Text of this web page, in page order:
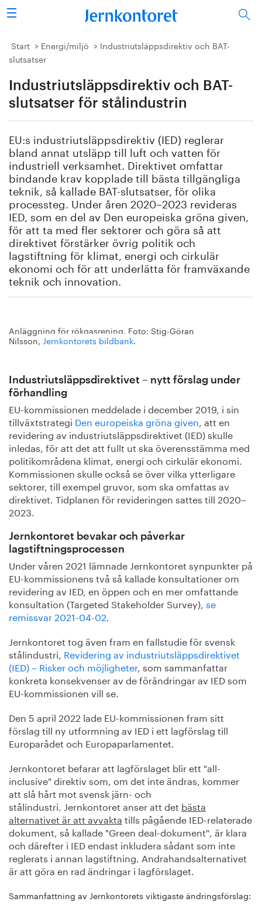
Sök
Stålindustrin
Forskning/utbildning
Energi/miljö
Vi tycker
Publicerat
Bildbank
Om oss
Start Energi/miljö
Industriutsläppsdirektiv och BAT-
slutsatser
Industriutsläppsdirektiv och BAT-
slutsatser för stålindustrin
EU:s industriutsläppsdirektiv (IED) reglerar
bland annat utsläpp till luft och vatten för
industriell verksamhet. Direktivet omfattar
bindande krav kopplade till bästa tillgängliga
teknik, så kallade BAT-slutsatser, för olika
processteg. Under åren 2020–2023 revideras
IED, som en del av Den europeiska gröna given,
för att ta med fler sektorer och göra så att
direktivet förstärker övrig politik och
lagstiftning för klimat, energi och cirkulär
ekonomi och för att underlätta för framväxande
teknik och innovation.
Anläggning för rökgasrening. Foto: Stig-Göran
Nilsson, Jernkontorets bildbank.
Industriutsläppsdirektivet – nytt förslag under
förhandling
EU-kommissionen meddelade i december 2019, i sin
tillväxtstrategi Den europeiska gröna given, att en
revidering av industriutsläppsdirektivet (IED) skulle
inledas, för att det att fullt ut ska överensstämma med
politikområdena klimat, energi och cirkulär ekonomi.
Kommissionen skulle också se över vilka ytterligare
sektorer, till exempel gruvor, som ska omfattas av
direktivet. Tidplanen för revideringen sattes till 2020–
2023.
Jernkontoret bevakar och påverkar
lagstiftningsprocessen
Under våren 2021 lämnade Jernkontoret synpunkter på
EU-kommissionens två så kallade konsultationer om
revidering av IED, en öppen och en mer omfattande
konsultation (Targeted Stakeholder Survey), se
remissvar 2021-04-02.
Jernkontoret tog även fram en fallstudie för svensk
stålindustri, Revidering av industriutsläppsdirektivet
(IED) – Risker och möjligheter, som sammanfattar
konkreta konsekvenser av de förändringar av IED som
EU-kommissionen vill se.
Den 5 april 2022 lade EU-kommissionen fram sitt
förslag till ny utformning av IED i ett lagförslag till
Europarådet och Europaparlamentet.
Jernkontoret befarar att lagförslaget blir ett "all-
inclusive" direktiv som, om det inte ändras, kommer
att slå hårt mot svensk järn- och
stålindustri. Jernkontoret anser att det bästa
alternativet är att avvakta tills pågående IED-relaterade
dokument, så kallade "Green deal-dokument", är klara
och därefter i IED endast inkludera sådant som inte
reglerats i annan lagstiftning. Andrahandsalternativet
är att göra en rad ändringar i lagförslaget.
Sammanfattning av Jernkontorets viktigaste ändringsförslag: